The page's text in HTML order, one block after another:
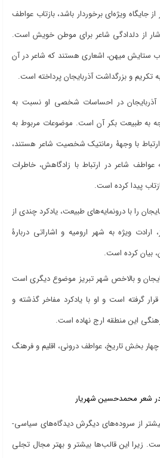
جایگاه ویژه‌ای برخوردار باشد، بازتاب عواطف
از دلدادگی شاعر برای موطن خویش است.
ستایش میهن، اشعاری هستند که شاعر در آن
تکریم و بزرگداشت آذربایجان پرداخته است.
در احساسات شخصی او نسبت به
به طبیعت بکر آن است. موضوعات مربوط به
با وجهۀ رمانتیک شخصیت شاعر هستند،
شاعر در ارتباط با زادگاهش، خاطرات
پیدا کرده است.
را با درونمایه‌های طبیعت، یادکرد چندی از
ویژه به شهر ارومیه و اشاراتی دربارۀ
بیان کرده است.
و بالاخص شهر تبریز موضوع دیگری است
گرفته است و او با یادکرد مفاخر گذشته و
این منطقه ارج نهاده است.
چهار بخش تاریخ، عواطف درونی، اقلیم و فرهنگ
از سروده‌های دیگرش دیدگاه‌های سیاسی-
زیرا این قالب‌ها بیشتر و بهتر مجال تجلی